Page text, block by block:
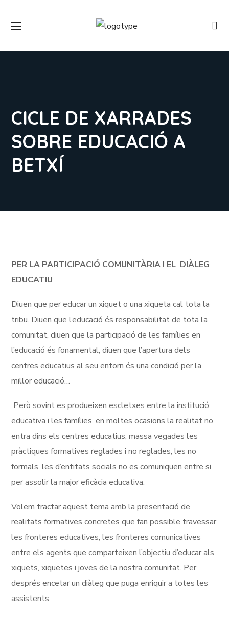
CICLE DE XARRADES
SOBRE EDUCACIÓ A
BETXÍ
PER LA PARTICIPACIÓ COMUNITÀRIA I EL DIÀLEG
EDUCATIU
Diuen que per educar un xiquet o una xiqueta cal tota la
tribu. Diuen que l’educació és responsabilitat de tota la
comunitat, diuen que la participació de les famílies en
l’educació és fonamental, diuen que l’apertura dels
centres educatius al seu entorn és una condició per la
millor educació…
Però sovint es produeixen escletxes entre la institució
educativa i les famílies, en moltes ocasions la realitat no
entra dins els centres educatius, massa vegades les
pràctiques formatives reglades i no reglades, les no
formals, les d’entitats socials no es comuniquen entre si
per assolir la major eficàcia educativa.
Volem tractar aquest tema amb la presentació de
realitats formatives concretes que fan possible travessar
les fronteres educatives, les fronteres comunicatives
entre els agents que comparteixen l’objectiu d’educar als
xiquets, xiquetes i joves de la nostra comunitat. Per
després encetar un diàleg que puga enriquir a totes les
assistents.